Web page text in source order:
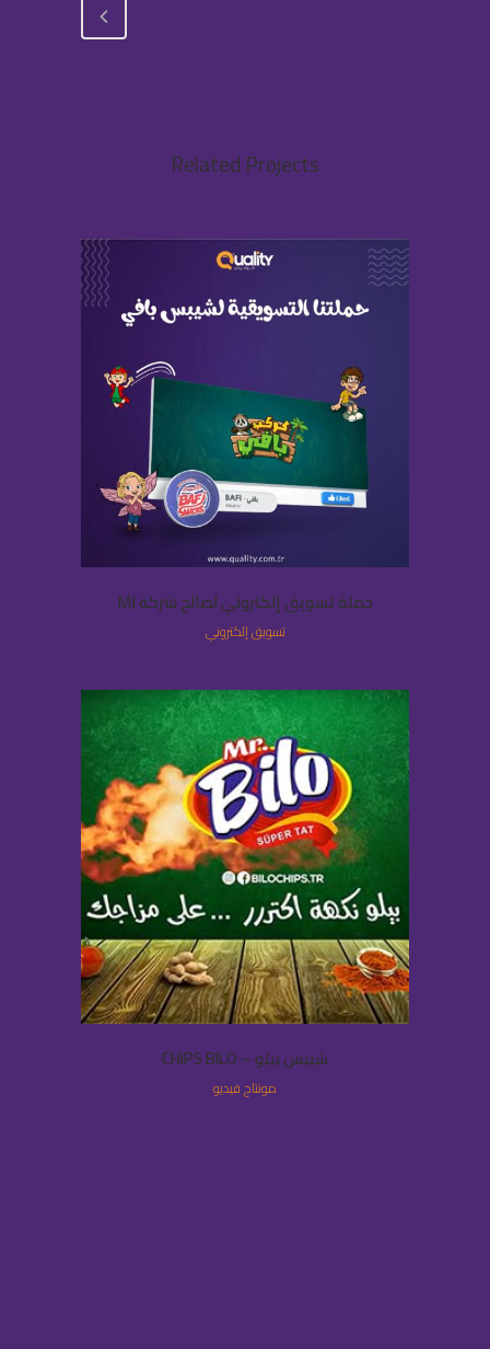
Related Projects
حملة تسويق إلكتروني لصالح شركة MJ
تسويق إلكتروني
شيبس بيلو – CHIPS BILO
مونتاج فيديو